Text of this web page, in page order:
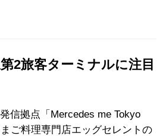
2旅客ターミナルに注目
信拠点「Mercedes me Tokyo
ご料理専門店エッグセレントの